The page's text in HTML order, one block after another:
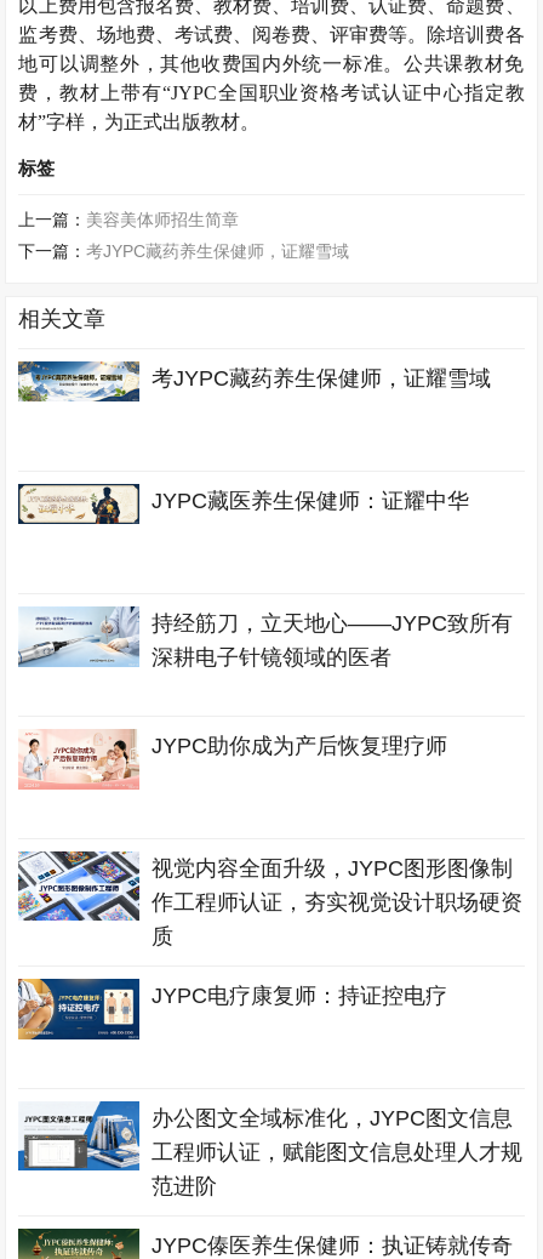
以上费用包含报名费、教材费、培训费、认证费、命题费、
监考费、场地费、考试费、阅卷费、评审费等。除培训费各
地可以调整外，其他收费国内外统一标准。公共课教材免
费，教材上带有“JYPC全国职业资格考试认证中心指定教
材”字样，为正式出版教材。
标签
上一篇： 美容美体师招生简章
下一篇：考JYPC藏药养生保健师，证耀雪域
相关文章
考JYPC藏药养生保健师，证耀雪域
JYPC藏医养生保健师：证耀中华
持经筋刀，立天地心——JYPC致所有
深耕电子针镜领域的医者
JYPC助你成为产后恢复理疗师
视觉内容全面升级，JYPC图形图像制
作工程师认证，夯实视觉设计职场硬资
质
JYPC电疗康复师：持证控电疗
办公图文全域标准化，JYPC图文信息
工程师认证，赋能图文信息处理人才规
范进阶
JYPC傣医养生保健师：执证铸就传奇